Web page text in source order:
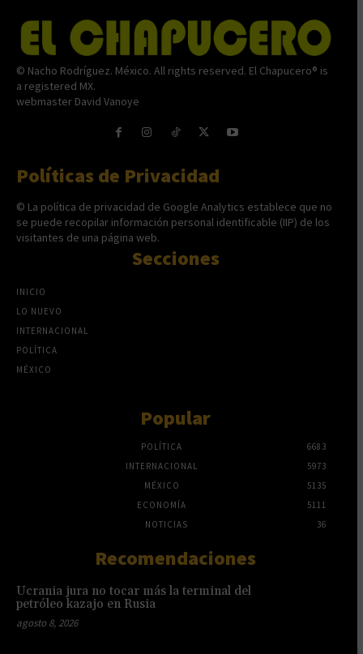
© Nacho Rodríguez. México. All rights reserved. El Chapucero® is
a registered MX.
webmaster David Vanoye
Políticas de Privacidad
© La política de privacidad de Google Analytics establece que no
se puede recopilar información personal identificable (IIP) de los
visitantes de una página web.
Secciones
INICIO
LO NUEVO
INTERNACIONAL
POLÍTICA
MÉXICO
Popular
POLÍTICA
6683
INTERNACIONAL
5973
MÉXICO
5135
ECONOMÍA
5111
NOTICIAS
36
Recomendaciones
Ucrania jura no tocar más la terminal del
petróleo kazajo en Rusia
agosto 8, 2026